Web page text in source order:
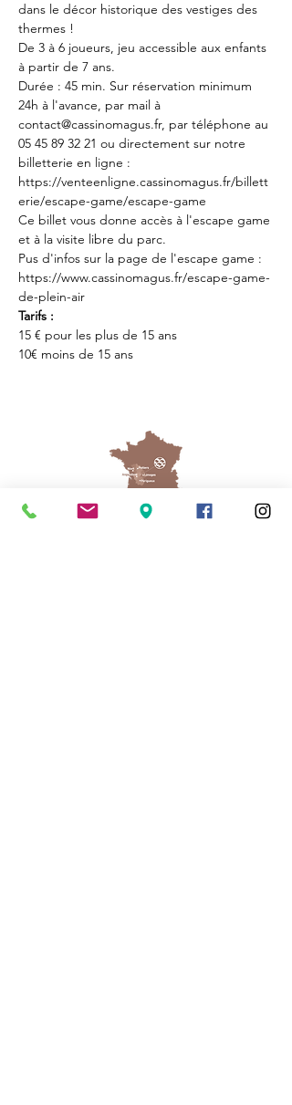
dans le décor historique des vestiges des
thermes !
De 3 à 6 joueurs, jeu accessible aux enfants
à partir de 7 ans.
Durée : 45 min. Sur réservation minimum
24h à l'avance, par mail à
contact@cassinomagus.fr, par téléphone au
05 45 89 32 21 ou directement sur notre
billetterie en ligne :
https://venteenligne.cassinomagus.fr/billett
erie/escape-game/escape-game
Ce billet vous donne accès à l'escape game
et à la visite libre du parc.
Pus d'infos sur la page de l'escape game :
https://www.cassinomagus.fr/escape-game-
de-plein-air
Tarifs :
15 € pour les plus de 15 ans
10€ moins de 15 ans